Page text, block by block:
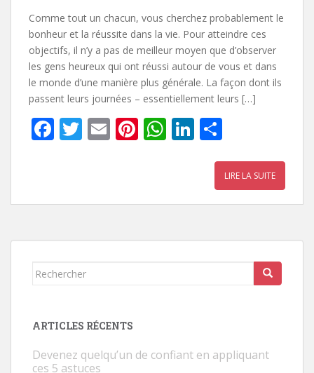
Comme tout un chacun, vous cherchez probablement le
bonheur et la réussite dans la vie. Pour atteindre ces
objectifs, il n’y a pas de meilleur moyen que d’observer
les gens heureux qui ont réussi autour de vous et dans
le monde d’une manière plus générale. La façon dont ils
passent leurs journées – essentiellement leurs […]
F
b
o
T
er
E
l
Pi
e
W
s
p
Li
e
n
ta
g
LIRE LA SUITE
Rechercher...
ARTICLES RÉCENTS
Devenez quelqu’un de confiant en appliquant
ces 5 astuces